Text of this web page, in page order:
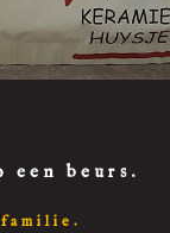
een beurs.